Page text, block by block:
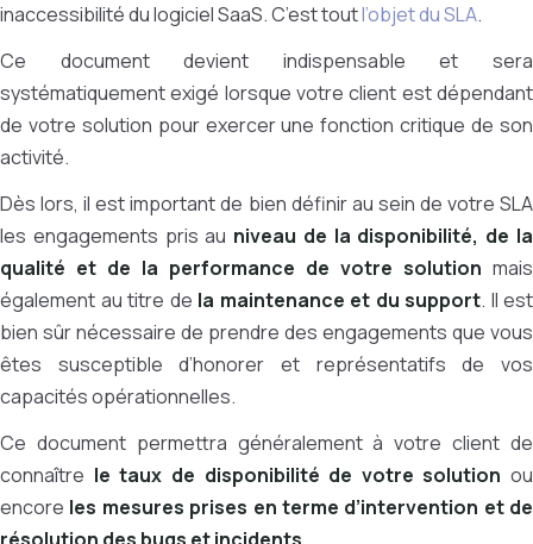
inaccessibilité du logiciel SaaS. C’est toutl’objet du SLA.
Ce document devient indispensable et sera
systématiquement exigé lorsque votre client est dépendant
de votre solution pour exercer une fonction critique de son
activité.
Dès lors, il est important de bien définir au sein de votre SLA
les engagements pris au niveau de la disponibilité, de la
qualité et de la performance de votre solution mais
également au titre de la maintenance et du support. Il est
bien sûr nécessaire de prendre des engagements que vous
êtes susceptible d’honorer et représentatifs de vos
capacités opérationnelles.
Ce document permettra généralement à votre client de
connaître le taux de disponibilité de votre solution ou
encore les mesures prises en terme d’intervention et de